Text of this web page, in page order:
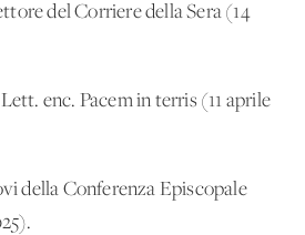
del Corriere della Sera (14
enc. Pacem in terris (11 aprile
della Conferenza Episcopale